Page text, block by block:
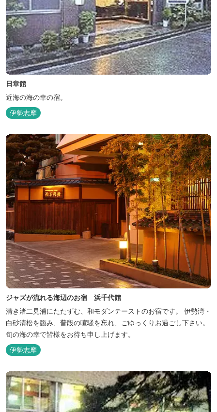
日章館
近海の海の幸の宿。
伊勢志摩
ジャズが流れる海辺のお宿 浜千代館
清き渚二見浦にたたずむ、和モダンテーストのお宿です。 伊勢湾・
白砂清松を臨み、普段の喧騒を忘れ、ごゆっくりお過ごし下さい。
旬の海の幸で皆様をお待ち申し上げます。
伊勢志摩